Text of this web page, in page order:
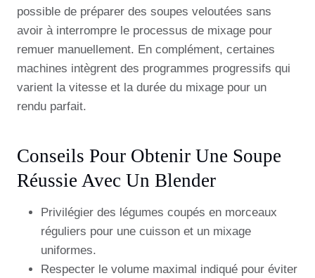
possible de préparer des soupes veloutées sans
avoir à interrompre le processus de mixage pour
remuer manuellement. En complément, certaines
machines intègrent des programmes progressifs qui
varient la vitesse et la durée du mixage pour un
rendu parfait.
Conseils Pour Obtenir Une Soupe
Réussie Avec Un Blender
Privilégier des légumes coupés en morceaux
réguliers pour une cuisson et un mixage
uniformes.
Respecter le volume maximal indiqué pour éviter